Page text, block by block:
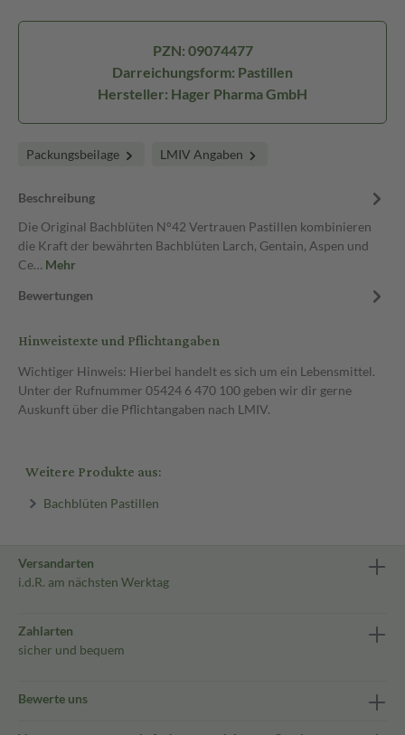
PZN: 09074477
Darreichungsform: Pastillen
Hersteller: Hager Pharma GmbH
Packungsbeilage LMIV Angaben
Beschreibung
Die Original Bachblüten N°42 Vertrauen Pastillen kombinieren
die Kraft der bewährten Bachblüten Larch, Gentain, Aspen und
Ce… Mehr
Bewertungen
Hinweistexte und Pflichtangaben
Wichtiger Hinweis: Hierbei handelt es sich um ein Lebensmittel.
Unter der Rufnummer 05424 6 470 100 geben wir dir gerne
Auskunft über die Pflichtangaben nach LMIV.
Weitere Produkte aus:
Bachblüten Pastillen
Versandarten
i.d.R. am nächsten Werktag
Zahlarten
sicher und bequem
Bewerte uns